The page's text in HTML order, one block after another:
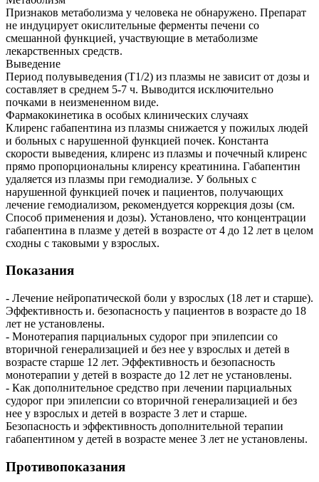
Признаков метаболизма у человека не обнаружено. Препарат
не индуцирует окислительные ферменты печени со
смешанной функцией, участвующие в метаболизме
лекарственных средств.
Выведение
Период полувыведения (T1/2) из плазмы не зависит от дозы и
составляет в среднем 5-7 ч. Выводится исключительно
почками в неизмененном виде.
Фармакокинетика в особых клинических случаях
Клиренс габапентина из плазмы снижается у пожилых людей
и больных с нарушенной функцией почек. Константа
скорости выведения, клиренс из плазмы и почечный клиренс
прямо пропорциональны клиренсу креатинина. Габапентин
удаляется из плазмы при гемодиализе. У больных с
нарушенной функцией почек и пациентов, получающих
лечение гемодиализом, рекомендуется коррекция дозы (см.
Способ применения и дозы). Установлено, что концентрации
габапентина в плазме у детей в возрасте от 4 до 12 лет в целом
сходны с таковыми у взрослых.
Показания
- Лечение нейропатической боли у взрослых (18 лет и старше).
Эффективность и. безопасность у пациентов в возрасте до 18
лет не установлены.
- Монотерапия парциальных судорог при эпилепсии со
вторичной генерализацией и без нее у взрослых и детей в
возрасте старше 12 лет. Эффективность и безопасность
монотерапии у детей в возрасте до 12 лет не установлены.
- Как дополнительное средство при лечении парциальных
судорог при эпилепсии со вторичной генерализацией и без
нее у взрослых и детей в возрасте 3 лет и старше.
Безопасность и эффективность дополнительной терапии
габапентином у детей в возрасте менее 3 лет не установлены.
Противопоказания